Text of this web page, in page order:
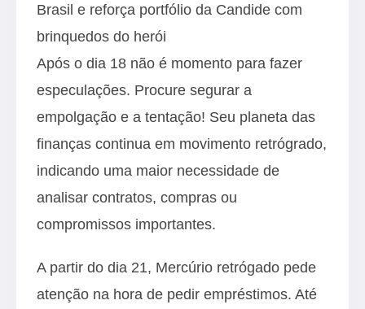
Brasil e reforça portfólio da Candide com
brinquedos do herói
Após o dia 18 não é momento para fazer
especulações. Procure segurar a
empolgação e a tentação! Seu planeta das
finanças continua em movimento retrógrado,
indicando uma maior necessidade de
analisar contratos, compras ou
compromissos importantes.
A partir do dia 21, Mercúrio retrógado pede
atenção na hora de pedir empréstimos. Até